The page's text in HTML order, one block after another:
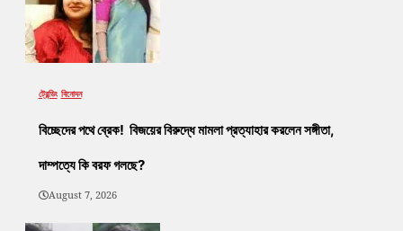
ট্রেন্ডিং বিনোদন
বিচ্ছেদের পথে ব্রেক! বিজয়ের বিরুদ্ধে মামলা প্রত্যাহার করলেন সঙ্গীতা,
দাম্পত্যে কি বরফ গলছে?
August 7, 2026